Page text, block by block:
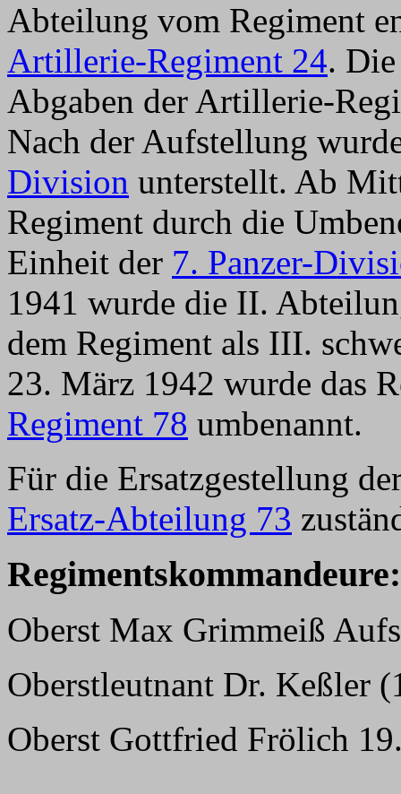
Abteilung vom Regiment
Artillerie-Regiment 24.
Abgaben der Artillerie-
Nach der Aufstellung
Division unterstellt. Ab
Regiment durch die
Einheit der 7. Panzer-
1941 wurde die II.
dem Regiment als III.
23. März 1942 wurde das
Regiment 78 umbenannt.
Für die Ersatzgestellung
Ersatz-Abteilung 73
Regimentskommandeure:
Oberst Max Grimmeiß
Oberstleutnant Dr. Keßler
Oberst Gottfried Frölich